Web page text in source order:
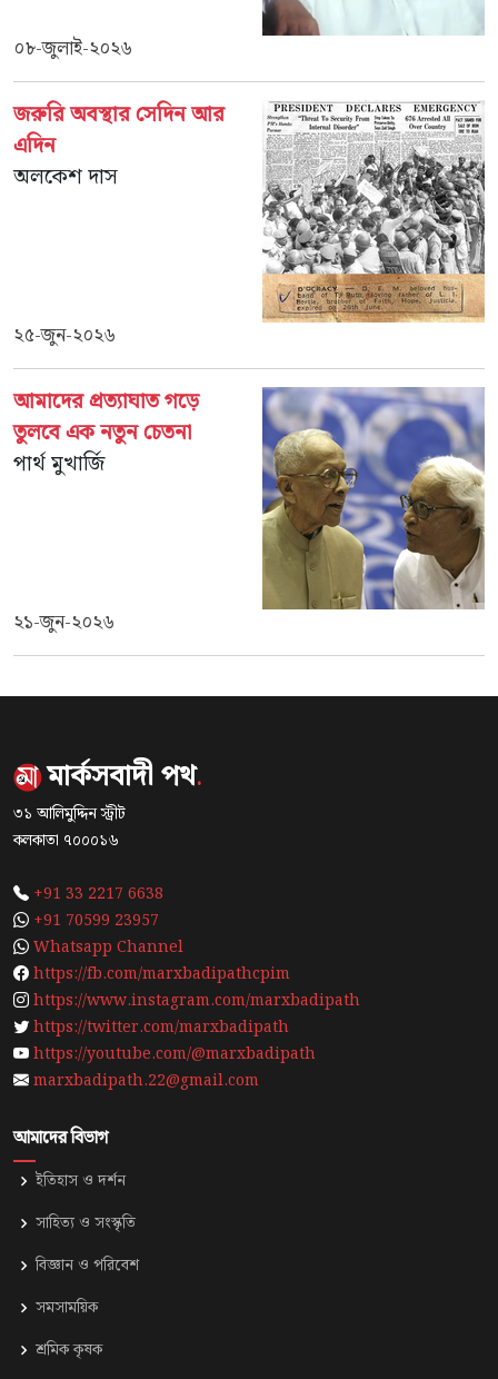
০৮-জুলাই-২০২৬
জরুরি অবস্থার সেদিন আর
এদিন
অলকেশ দাস
২৫-জুন-২০২৬
আমাদের প্রত্যাঘাত গড়ে
তুলবে এক নতুন চেতনা
পার্থ মুখার্জি
২১-জুন-২০২৬
মার্কসবাদী পথ.
৩১ আলিমুদ্দিন স্ট্রীট
কলকাতা ৭০০০১৬
+91 33 2217 6638
+91 70599 23957
Whatsapp Channel
https://fb.com/marxbadipathcpim
https://www.instagram.com/marxbadipath
https://twitter.com/marxbadipath
https://youtube.com/@marxbadipath
marxbadipath.22@gmail.com
আমাদের বিভাগ
ইতিহাস ও দর্শন
সাহিত্য ও সংস্কৃতি
⁠বিজ্ঞান ও পরিবেশ
সমসাময়িক
শ্রমিক কৃষক